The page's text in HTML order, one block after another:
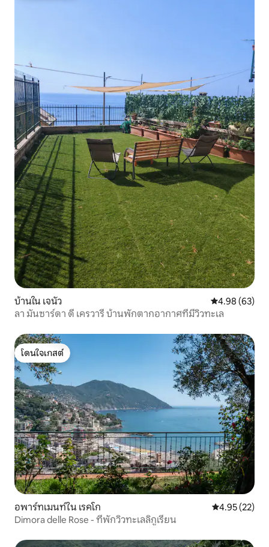
บ้านใน เจนัว คะแนนเฉลี่ย
4.98 (63)
ลา มันซาร์ดา ดี เครวารี บ้านพักตากอากาศที่มีวิวทะเล
โดนใจเกสต์
โดนใจเกสต์
อพาร์ทเมนท์ใน เรคโก คะแนนเฉลี่ย
4.95 (22)
Dimora delle Rose - ที่พักวิวทะเลลิกูเรียน